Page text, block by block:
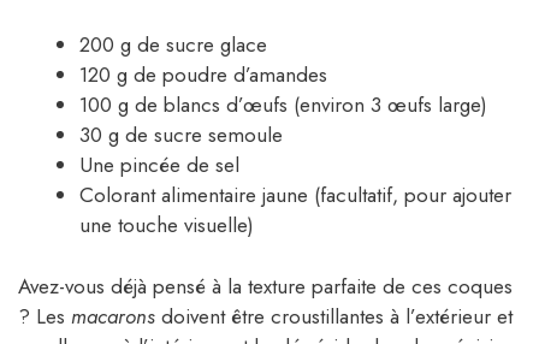
200 g de sucre glace
120 g de poudre d’amandes
100 g de blancs d’œufs (environ 3 œufs large)
30 g de sucre semoule
Une pincée de sel
Colorant alimentaire jaune (facultatif, pour ajouter
une touche visuelle)
Avez-vous déjà pensé à la texture parfaite de ces coques
? Les macarons doivent être croustillantes à l’extérieur et